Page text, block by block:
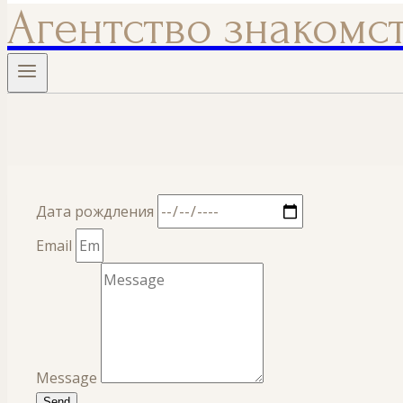
Агентство
Дата рождления
Email
Message